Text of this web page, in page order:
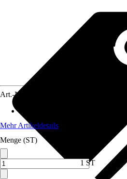
Art.-Nr.
Mehr Artikeldetails
Menge (ST)
1 ST